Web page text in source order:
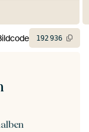
192936